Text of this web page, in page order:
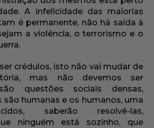
A infelicidade das maiorias
é permanente, não há saída à
a violência, o terrorismo e o
crédulos, isto não vai mudar de
mas não devemos ser
questões sociais densas,
são humanas e os humanos, uma
saberão resolvê-las,
ninguém está sozinho, que